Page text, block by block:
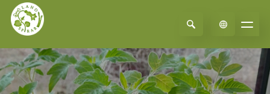
Select Language ▼